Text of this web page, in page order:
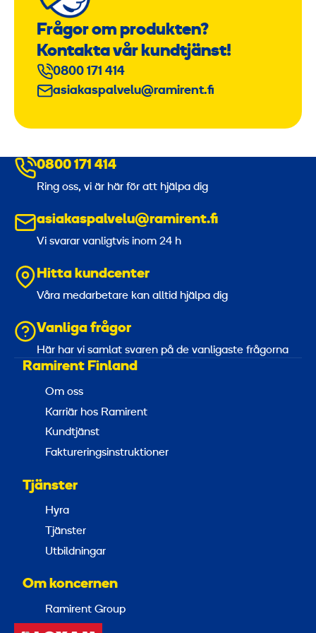
Frågor om produkten?
Kontakta vår kundtjänst!
0800 171 414
asiakaspalvelu@ramirent.fi
0800 171 414
Ring oss, vi är här för att hjälpa dig
asiakaspalvelu@ramirent.fi
Vi svarar vanligtvis inom 24 h
Hitta kundcenter
Våra medarbetare kan alltid hjälpa dig
Vanliga frågor
Här har vi samlat svaren på de vanligaste frågorna
Ramirent Finland
Om oss
Karriär hos Ramirent
Kundtjänst
Faktureringsinstruktioner
Tjänster
Hyra
Tjänster
Utbildningar
Om koncernen
Ramirent Group